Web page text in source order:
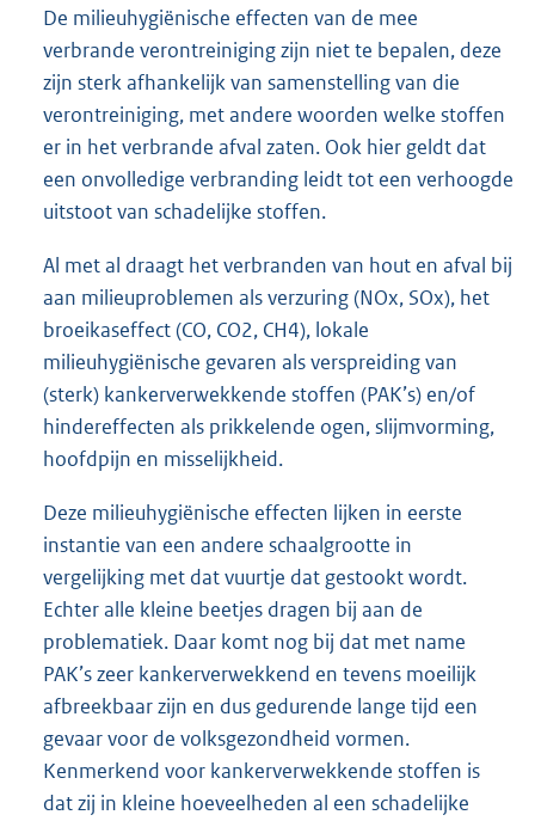
De milieuhygiënische effecten van de mee
verbrande verontreiniging zijn niet te bepalen, deze
zijn sterk afhankelijk van samenstelling van die
verontreiniging, met andere woorden welke stoffen
er in het verbrande afval zaten. Ook hier geldt dat
een onvolledige verbranding leidt tot een verhoogde
uitstoot van schadelijke stoffen.
Al met al draagt het verbranden van hout en afval bij
aan milieuproblemen als verzuring (NOx, SOx), het
broeikaseffect (CO, CO2, CH4), lokale
milieuhygiënische gevaren als verspreiding van
(sterk) kankerverwekkende stoffen (PAK’s) en/of
hindereffecten als prikkelende ogen, slijmvorming,
hoofdpijn en misselijkheid.
Deze milieuhygiënische effecten lijken in eerste
instantie van een andere schaalgrootte in
vergelijking met dat vuurtje dat gestookt wordt.
Echter alle kleine beetjes dragen bij aan de
problematiek. Daar komt nog bij dat met name
PAK’s zeer kankerverwekkend en tevens moeilijk
afbreekbaar zijn en dus gedurende lange tijd een
gevaar voor de volksgezondheid vormen.
Kenmerkend voor kankerverwekkende stoffen is
dat zij in kleine hoeveelheden al een schadelijke